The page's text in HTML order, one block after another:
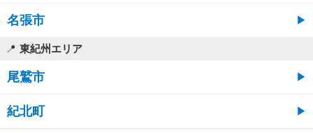
名張市
東紀州エリア
尾鷲市
紀北町